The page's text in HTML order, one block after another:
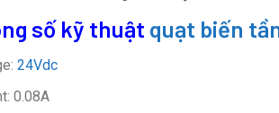
số kỹ thuật quạt biến
24Vdc
0.08A